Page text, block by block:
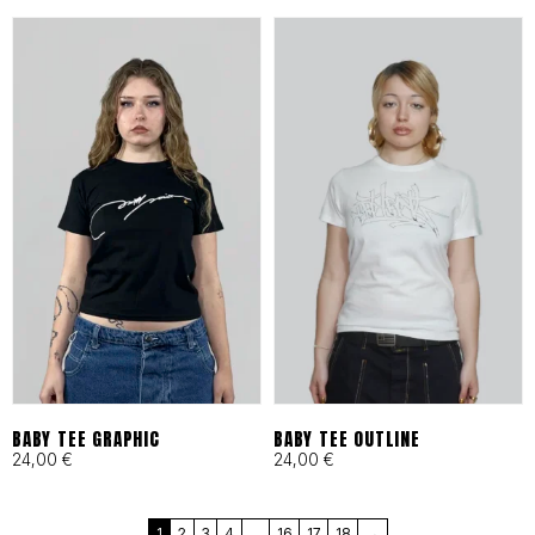
de moda ética y
responsable desde 1993.
Cortes Funcionales:
Ergonomía pensada para
skaters, artistas y mentes
activas que exigen libertad
total.
MÁS QUE UNA MARCA, UN
BABY TEE GRAPHIC
24,00 €
BABY TEE OUTLINE
24,00 €